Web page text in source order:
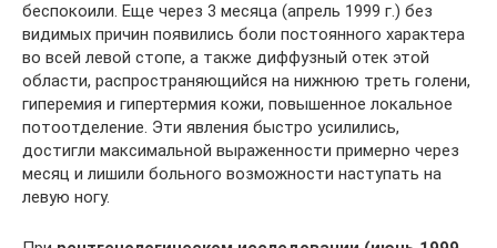
беспокоили. Еще через 3 месяца (апрель 1999 г.) без
видимых причин появились боли постоянного характера
во всей левой стопе, а также диффузный отек этой
области, распространяющийся на нижнюю треть голени,
гиперемия и гипертермия кожи, повышенное локальное
потоотделение. Эти явления быстро усилились,
достигли максимальной выраженности примерно через
месяц и лишили больного возможности наступать на
левую ногу.